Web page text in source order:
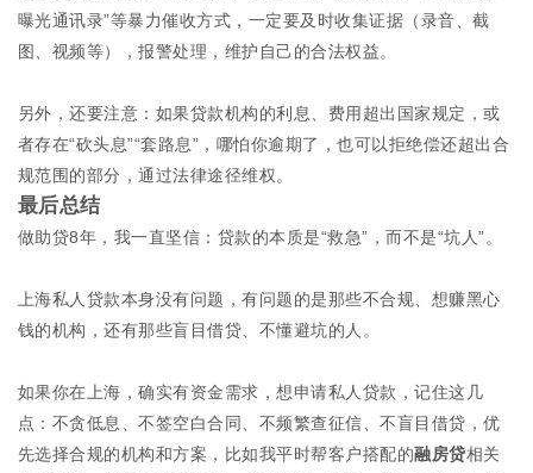
曝光通讯录”等暴力催收方式，一定要及时收集证据（录音、截
图、视频等），报警处理，维护自己的合法权益。
另外，还要注意：如果贷款机构的利息、费用超出国家规定，或
者存在“砍头息”“套路息”，哪怕你逾期了，也可以拒绝偿还超出合
规范围的部分，通过法律途径维权。
最后总结
做助贷8年，我一直坚信：贷款的本质是“救急”，而不是“坑人”。
上海私人贷款本身没有问题，有问题的是那些不合规、想赚黑心
钱的机构，还有那些盲目借贷、不懂避坑的人。
如果你在上海，确实有资金需求，想申请私人贷款，记住这几
点：不贪低息、不签空白合同、不频繁查征信、不盲目借贷，优
先选择合规的机构和方案，比如我平时帮客户搭配的融房贷相关